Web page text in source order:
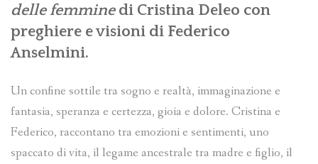
delle femminedi Cristina Deleo con
preghiere e visioni di Federico
Anselmini.
Un confine sottile tra sogno e realtà, immaginazione e
fantasia, speranza e certezza, gioia e dolore. Cristina e
Federico, raccontano tra emozioni e sentimenti, uno
spaccato di vita, il legame ancestrale tra madre e figlio, il